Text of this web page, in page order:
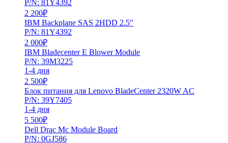
P/N: 81Y4392
2 200₽
IBM Backplane SAS 2HDD 2.5"
P/N: 81Y4392
2 000₽
IBM Bladecenter E Blower Module
P/N: 39M3225
1-4 дня
2 500₽
Блок питания для Lenovo BladeCenter 2320W AC
P/N: 39Y7405
1-4 дня
5 500₽
Dell Drac Mc Module Board
P/N: 0GJ586